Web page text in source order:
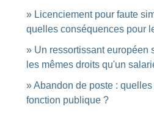
Licenciement pour faute
quelles conséquences pour
Un ressortissant européen
les mêmes droits qu'un
Abandon de poste :
fonction publique ?